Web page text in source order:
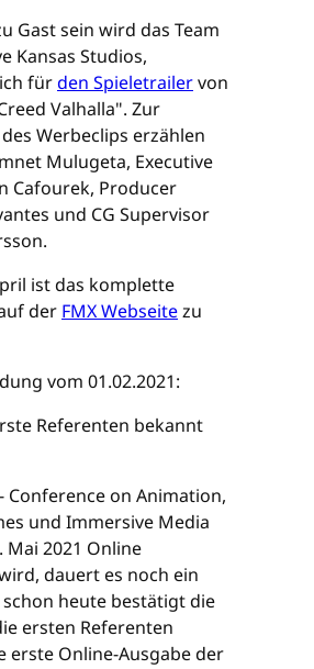
Gast sein wird das Team
Kansas Studios,
fürden Spieletrailervon
Valhalla". Zur
Werbeclips erzählen
Mulugeta, Executive
Cafourek, Producer
und CG Supervisor
ist das komplette
der FMX Webseitezu
vom 01.02.2021:
Referenten bekannt
Conference on Animation,
und Immersive Media
Mai 2021 Online
dauert es noch ein
heute bestätigt die
ersten Referenten
erste Online-Ausgabe der